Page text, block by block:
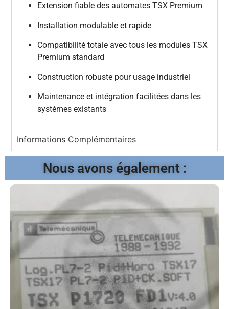
Extension fiable des automates TSX Premium
Installation modulable et rapide
Compatibilité totale avec tous les modules TSX
Premium standard
Construction robuste pour usage industriel
Maintenance et intégration facilitées dans les
systèmes existants
Informations Complémentaires
Nous avons également :